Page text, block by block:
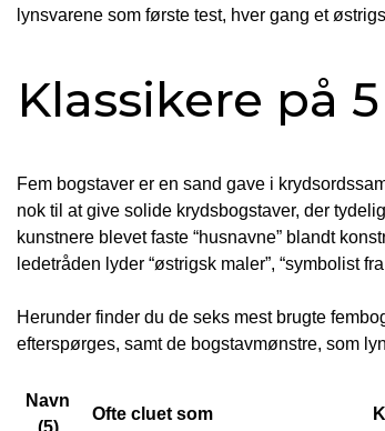
lynsvarene som første test, hver gang et
Klassikere på
Fem bogstaver er en sand gave i
nok til at give solide krydsbogstaver, der
kunstnere blevet faste “husnavne” blandt
ledetråden lyder “østrigsk maler”, “symbolist
Herunder finder du de seks mest brugte
efterspørges, samt de bogstavmønstre, som
Navn
(5)
Ofte cluet som